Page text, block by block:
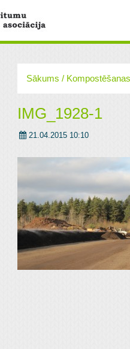
Sākums /
IMG_1928-1
21.04.2015 10:10